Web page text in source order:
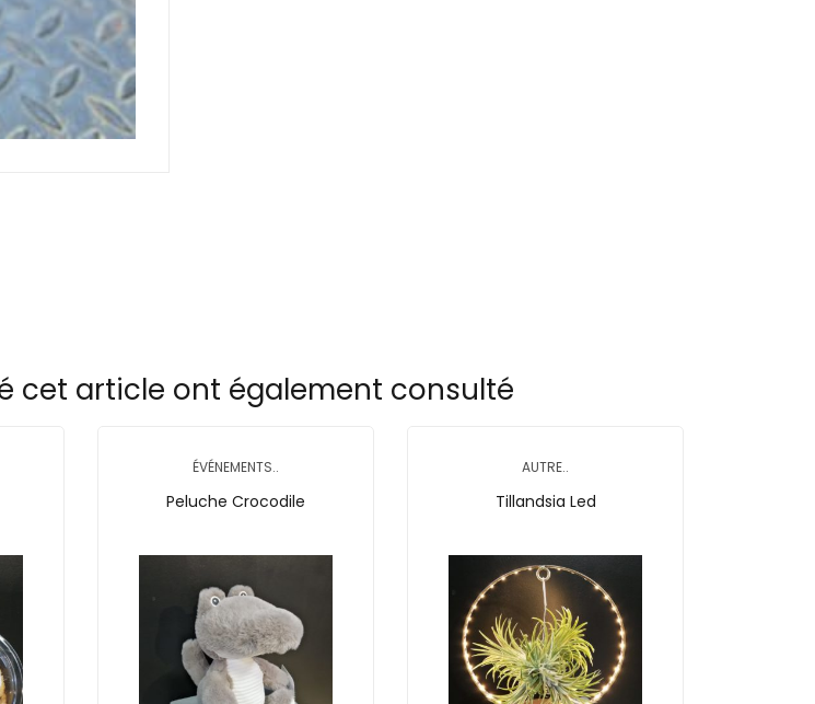
cet article ont également consulté
ÉVÉNEMENTS..
Peluche Crocodile
AUTRE..
Tillandsia Led